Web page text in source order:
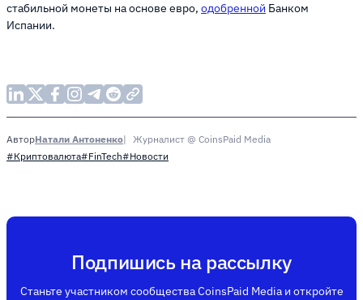
стабильной монеты на основе евро, одобренной Банком
Испании.
АвторНатали Антоненко
Журналист @ CoinsPaid Media
#Криптовалюта#FinTech#Новости
Подпишись на рассылку
Станьте участником сообщества CoinsPaid Media и откройте